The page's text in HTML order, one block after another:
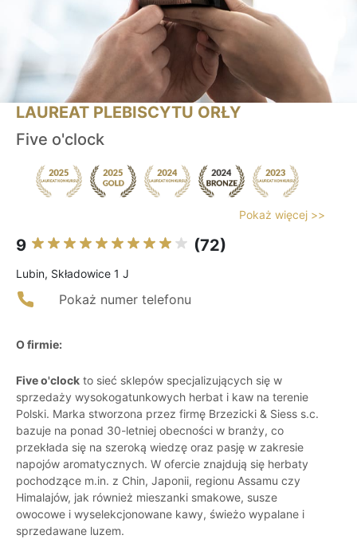
LAUREAT PLEBISCYTU ORŁY
Five o'clock
Pokaż więcej >>
9 (72)
Lubin, Składowice 1 J
Pokaż numer telefonu
O firmie:
Five o'clock to sieć sklepów specjalizujących się w
sprzedaży wysokogatunkowych herbat i kaw na terenie
Polski. Marka stworzona przez firmę Brzezicki & Siess s.c.
bazuje na ponad 30-letniej obecności w branży, co
przekłada się na szeroką wiedzę oraz pasję w zakresie
napojów aromatycznych. W ofercie znajdują się herbaty
pochodzące m.in. z Chin, Japonii, regionu Assamu czy
Himalajów, jak również mieszanki smakowe, susze
owocowe i wyselekcjonowane kawy, świeżo wypalane i
sprzedawane luzem.